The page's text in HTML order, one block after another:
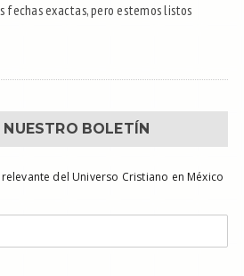
fechas exactas, pero estemos listos
BOLETÍN
del Universo Cristiano en México